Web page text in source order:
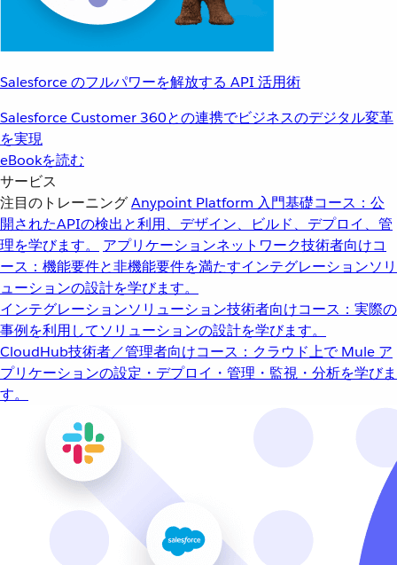
Salesforce のフルパワーを解放する API 活用術
Salesforce Customer 360との連携でビジネスのデジタル変革
を実現
eBookを読む
サービス
注目のトレーニングAnypoint Platform 入門基礎コース：公
開されたAPIの検出と利用、デザイン、ビルド、デプロイ、管
理を学びます。
アプリケーションネットワーク技術者向けコ
ース：機能要件と非機能要件を満たすインテグレーションソリ
ューションの設計を学びます。
インテグレーションソリューション技術者向けコース：実際の
事例を利用してソリューションの設計を学びます。
CloudHub技術者／管理者向けコース：クラウド上で Mule ア
プリケーションの設定・デプロイ・管理・監視・分析を学びま
す。